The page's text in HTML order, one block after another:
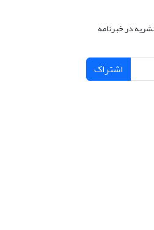
در خبرنامه
اشتراک